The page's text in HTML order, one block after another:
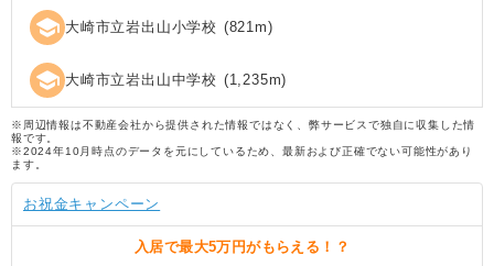
school 大崎市立岩出山小学校 (821m)
school 大崎市立岩出山中学校 (1,235m)
※周辺情報は不動産会社から提供された情報ではなく、弊サービスで独自に収集した情
報です。
※2024年10月時点のデータを元にしているため、最新および正確でない可能性があり
ます。
お祝金キャンペーン
入居で最大5万円がもらえる！？